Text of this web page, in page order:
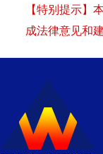
【特别提示
成法律意见和